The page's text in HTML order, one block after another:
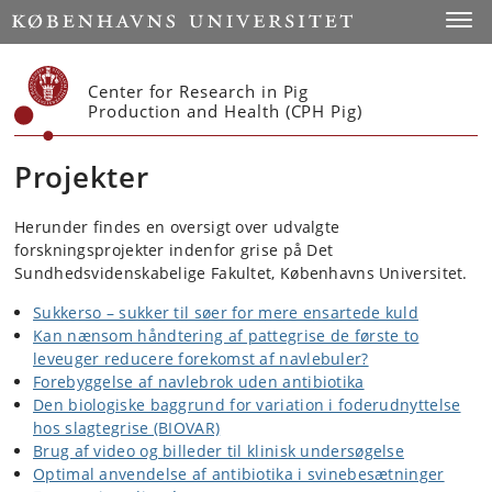
Start
Center for Research in Pig
Production and Health (CPH Pig)
Projekter
Herunder findes en oversigt over udvalgte
forskningsprojekter indenfor grise på Det
Sundhedsvidenskabelige Fakultet, Københavns Universitet.
Sukkerso – sukker til søer for mere ensartede kuld
Kan nænsom håndtering af pattegrise de første to
leveuger reducere forekomst af navlebuler?
Forebyggelse af navlebrok uden antibiotika
Den biologiske baggrund for variation i foderudnyttelse
hos slagtegrise (BIOVAR)
Brug af video og billeder til klinisk undersøgelse
Optimal anvendelse af antibiotika i svinebesætninger